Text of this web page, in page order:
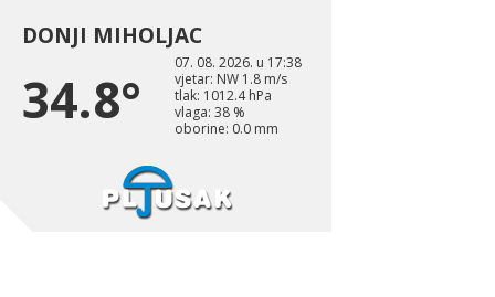
DONJI MIHOLJAC
34.8°
07. 08. 2026. u 17:38
vjetar: NW 1.8 m/s
tlak: 1012.4 hPa
vlaga: 38 %
oborine: 0.0 mm